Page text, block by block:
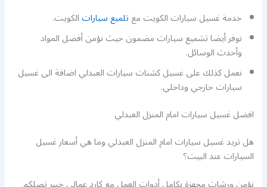
خدمة غسيل سيارات الكويت معتلميع سياراتالكويت.
نوفر أيضا تشميع سيارات مضمون حيث نؤمن أفضل المواد
وأحدث الوسائل.
نعمل كذلك على غسيل كشنات سيارات العبدلي اضافة الى غسيل
سيارات خارجي وداخلي.
افضل غسيل سيارات امام المنزل العبدلي
هل تريد غسيل سيارات امام المنزل العبدلي وما هي أسعار غسيل
السيارات عند البيت؟